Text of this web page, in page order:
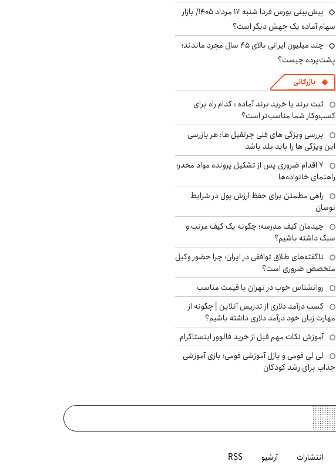
پیش‌بینی بورس فردا شنبه ۱۷ مرداد ۱۴۰۵/ بازار
سهام آماده یک جهش دیگر است؟
چند میلیون ایرانی بالای ۴۵ سال مجرد ماندند؛
پشت‌پرده چیست؟
بازرگانی
ثبت برند یا خرید برند آماده : کدام راه برای
کسب‌وکار شما مناسب‌تر است؟
بررسی ویژگی های فنی جرثقیل ها: هر بازرسی
این ویژگی ها را باید بلد باشد
۷ اقدام ضروری پس از تشکیل پرونده مواد مخدر؛
راهنمای خانواده‌ها
راهی مطمئن برای حفظ ارزش پول در شرایط
نوسان
چیدمان کیف مدرسه؛ چگونه یک کیف مرتب و
سبک داشته باشیم؟
ناگفته‌های طلاق توافقی در ایران؛ چرا حضور وکیل
متخصص ضروری است؟
روانشناس خوب در تهران با قیمت مناسب
کسب درآمد دلاری از تدریس آنلاین | چگونه از
مهارت زبان خود درآمد دلاری داشته باشیم؟
آموزش نکات مهم قبل از خرید فالوور اینستاگرام
لی لی فومی و پازل آموزشی فومی؛ بازی آموزشی
جذاب برای رشد کودکان
انتشارات آرشیو RSS